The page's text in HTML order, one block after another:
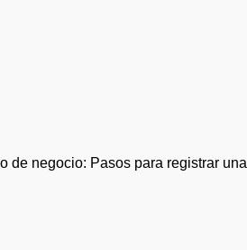
de negocio: Pasos para registrar